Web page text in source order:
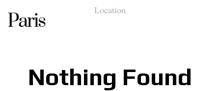
Location
Paris
Nothing Found